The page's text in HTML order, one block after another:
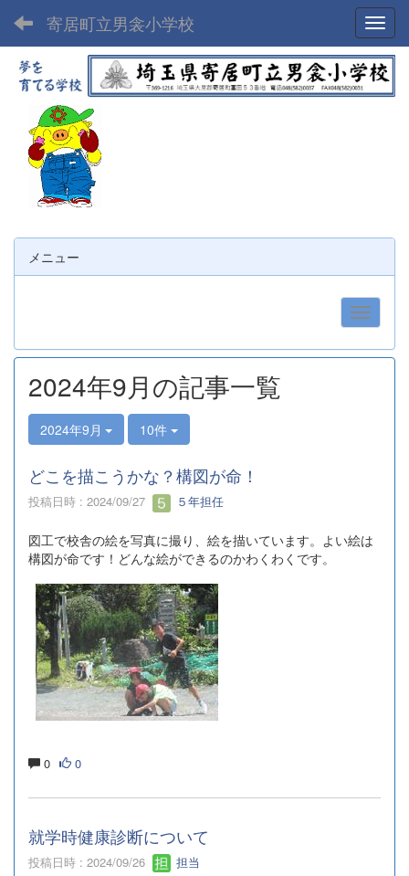
寄居町立男衾小学校
メニュー
2024年9月の記事一覧
2024年9月 10件
どこを描こうかな？構図が命！
投稿日時 : 2024/09/27 ５年担任
図工で校舎の絵を写真に撮り、絵を描いています。よい絵は
構図が命です！どんな絵ができるのかわくわくです。
0 0
就学時健康診断について
投稿日時 : 2024/09/26 担当